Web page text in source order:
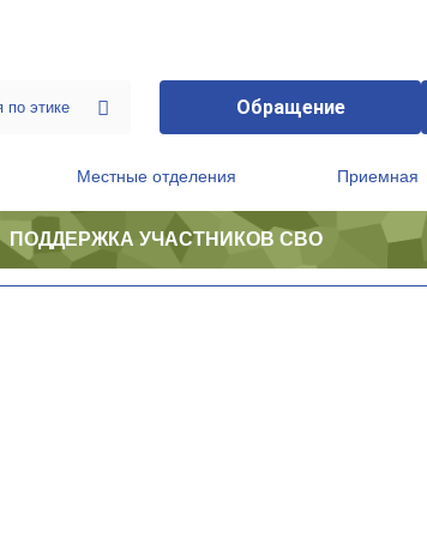
Обращение
Местные отделения Приемная
ПОДДЕРЖКА УЧАСТНИКОВ СВО